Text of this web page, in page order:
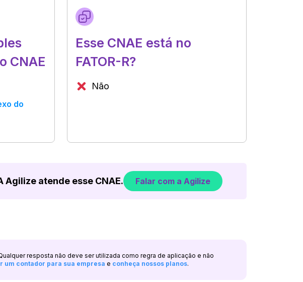
CNAE
do
Esse CNAE está no
FATOR-R?
Não
Agilize atende esse CNAE. Falar com a Agilize
resposta não deve ser utilizada como regra de aplicação e não
um contador para sua empresa e conheça nossos planos.